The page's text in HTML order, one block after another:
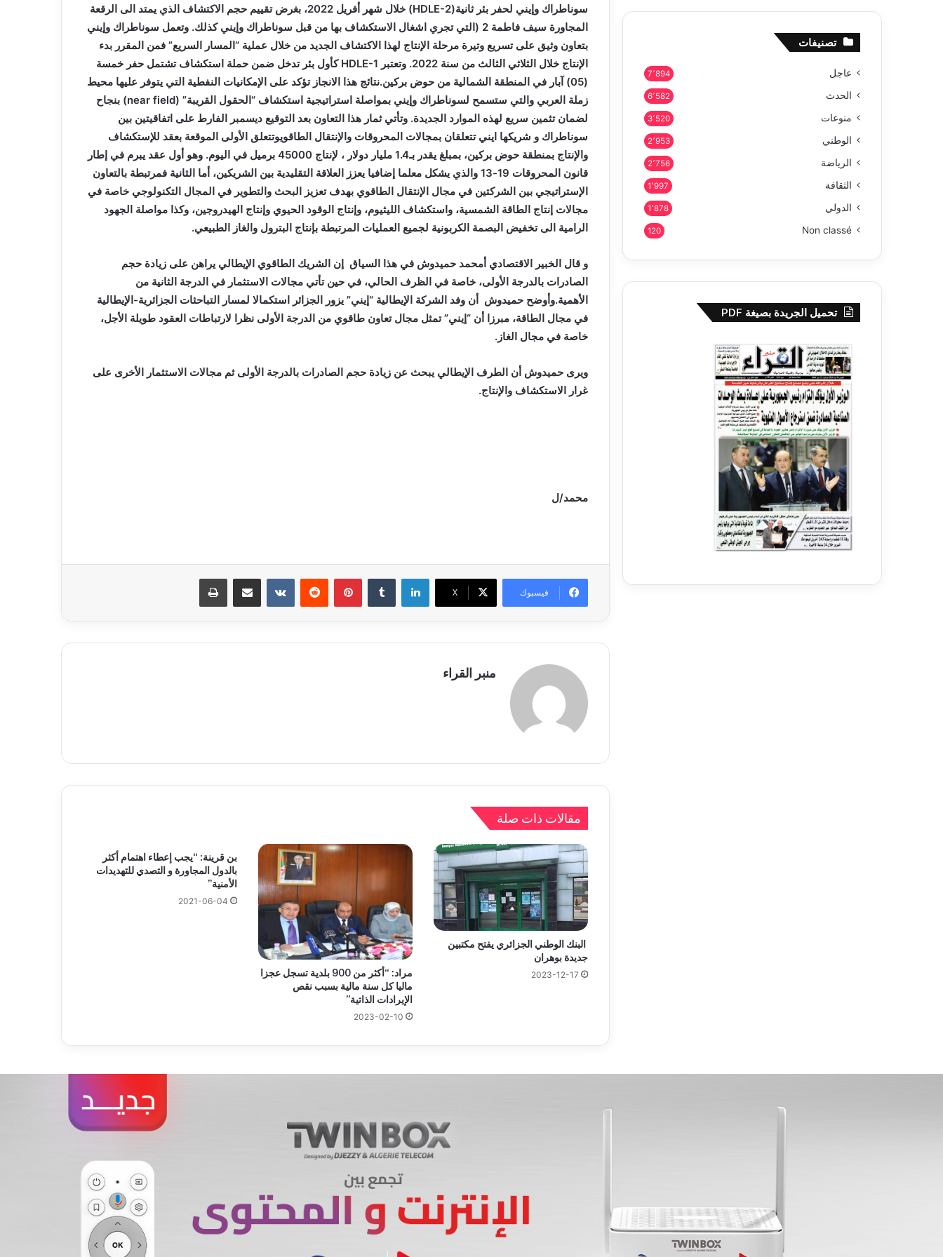
سوناطراك وإيني لحفر بئر ثانية(HDLE-2
) خلال شهر أفريل 2022، بغرض تقييم حجم الاكتشاف الذي يمتد الى الرقعة
المجاورة سيف فاطمة 2 (التي تجري اشغال الاستكشاف بها من قبل سوناطراك وإيني كذلك. وتعمل سوناطراك وإيني
بتعاون وثيق على تسريع وتيرة مرحلة الإنتاج لهذا الاكتشاف الجديد من خلال عملية “المسار السريع” فمن المقرر بدء
الإنتاج خلال الثلاثي الثالث من سنة 2022. وتعتبر
HDLE-1 كأول بئر تدخل ضمن حملة استكشاف تشتمل حفر خمسة
(05) آبار في المنطقة الشمالية من حوض بركين.نتائج هذا الانجاز تؤكد على الإمكانيات النفطية التي يتوفر عليها محيط
زملة العربي والتي ستسمح لسوناطراك وإيني بمواصلة استراتيجية استكشاف “الحقول القريبة” (near field) بنجاح
لضمان تثمين سريع لهذه الموارد الجديدة. وتأتي ثمار هذا التعاون بعد التوقيع ديسمبر الفارط على اتفاقيتين بين
سوناطراك و شريكها ايني تتعلقان بمجالات المحروقات والإنتقال الطاقويوتتعلق الأولى الموقعة بعقد للإستكشاف
والإنتاج بمنطقة حوض بركين، بمبلغ يقدر بـ1.4 مليار دولار ، لإنتاج 45000 برميل في اليوم. وهو أول عقد يبرم في إطار
قانون المحروقات 19-13 والذي يشكل معلما إضافيا يعزز العلاقة التقليدية بين الشريكين، أما الثانية فمرتبطة بالتعاون
الإستراتيجي بين الشركتين في مجال الإنتقال الطاقوي بهدف تعزيز البحث والتطوير في المجال التكنولوجي خاصة في
مجالات إنتاج الطاقة الشمسية، واستكشاف الليثيوم، وإنتاج الوقود الحيوي وإنتاج الهيدروجين، وكذا مواصلة الجهود
الرامية الى تخفيض البصمة الكربونية لجميع العمليات المرتبطة بإنتاج البترول والغاز الطبيعي.
و قال الخبير الاقتصادي أمحمد حميدوش في هذا السياق إن الشريك الطاقوي الإيطالي يراهن على زيادة حجم
الصادرات بالدرجة الأولى، خاصة في الظرف الحالي، في حين تأتي مجالات الاستثمار في الدرجة الثانية من
الأهمية.وأوضح حميدوش أن وفد الشركة الإيطالية “إيني” يزور الجزائر استكمالا لمسار التباحثات الجزائرية-الإيطالية
في مجال الطاقة، مبرزا أن “إيني” تمثل مجال تعاون طاقوي من الدرجة الأولى نظرا لارتباطات العقود طويلة الأجل،
خاصة في مجال الغاز.
ويرى حميدوش أن الطرف الإيطالي يبحث عن زيادة حجم الصادرات بالدرجة الأولى ثم مجالات الاستثمار الأخرى على
غرار الاستكشاف والإنتاج.
محمد/ل
فيسبوك X
لينكدإن بينتيريست مشاركة عبر البريد
منبر القراء
مقالات ذات صلة
البنك الوطني الجزائري يفتح مكتبين
جديدة بوهران
2023-12-17
مراد: “أكثر من 900 بلدية تسجل عجزا
ماليا كل سنة مالية بسبب نقص
الإيرادات الذاتية”
2023-02-10
بن قرينة: “يجب إعطاء اهتمام أكثر
بالدول المجاورة و التصدي للتهديدات
الأمنية”
2021-06-04
تصنيفات
عاجل 7٬894
الحدث 6٬582
منوعات 3٬520
الوطني 2٬953
الرياضة 2٬756
الثقافة 1٬997
الدولي 1٬878
Non classé
120
تحميل الجريدة بصيغة PDF